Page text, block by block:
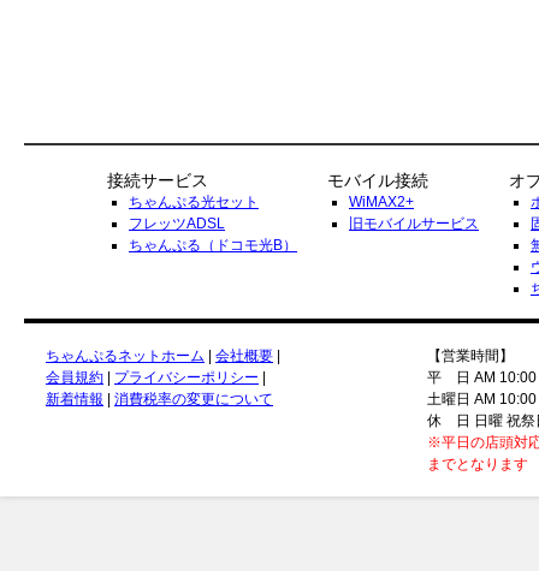
接続サービス
ちゃんぷる光セット
フレッツADSL
ちゃんぷる（ドコモ光B）
モバイル接続
WiMAX2+
旧モバイルサービス
オ
ちゃんぷるネットホーム 会社概要
会員規約
プライバシーポリシー
新着情報
消費税率の変更について
【営業時間】
平 日 AM 10:00
土曜日 AM
休 日 日曜 祝祭
※平日の店頭
までとなります